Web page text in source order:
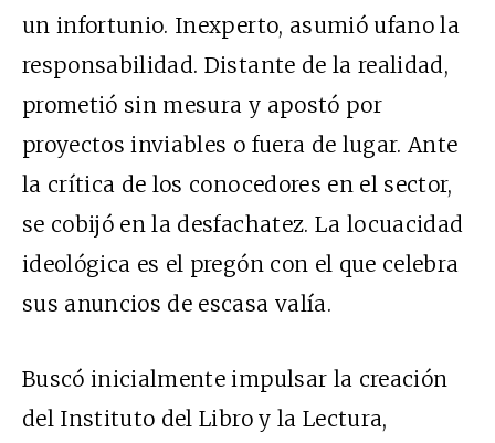
un infortunio. Inexperto, asumió ufano la
responsabilidad. Distante de la realidad,
prometió sin mesura y apostó por
proyectos inviables o fuera de lugar. Ante
la crítica de los conocedores en el sector,
se cobijó en la desfachatez. La locuacidad
ideológica es el pregón con el que celebra
sus anuncios de escasa valía.
Buscó inicialmente impulsar la creación
del Instituto del Libro y la Lectura,